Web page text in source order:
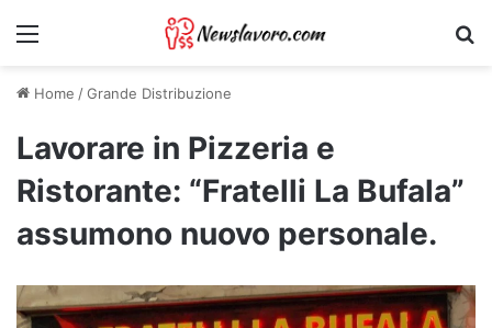
Menu
Home /Grande Distribuzione
Lavorare in Pizzeria e
Ristorante: “Fratelli La Bufala”
assumono nuovo personale.